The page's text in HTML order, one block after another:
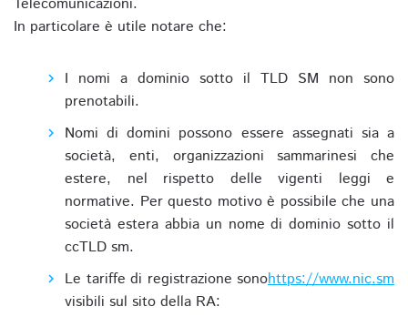
In particolare è utile notare che:
I nomi a dominio sotto il TLD SM non sono
prenotabili.
Nomi di domini possono essere assegnati sia a
società, enti, organizzazioni sammarinesi che
estere, nel rispetto delle vigenti leggi e
normative. Per questo motivo è possibile che una
società estera abbia un nome di dominio sotto il
ccTLD sm.
Le tariffe di registrazione sono
visibili sul sito della RA:
https://www.nic.sm